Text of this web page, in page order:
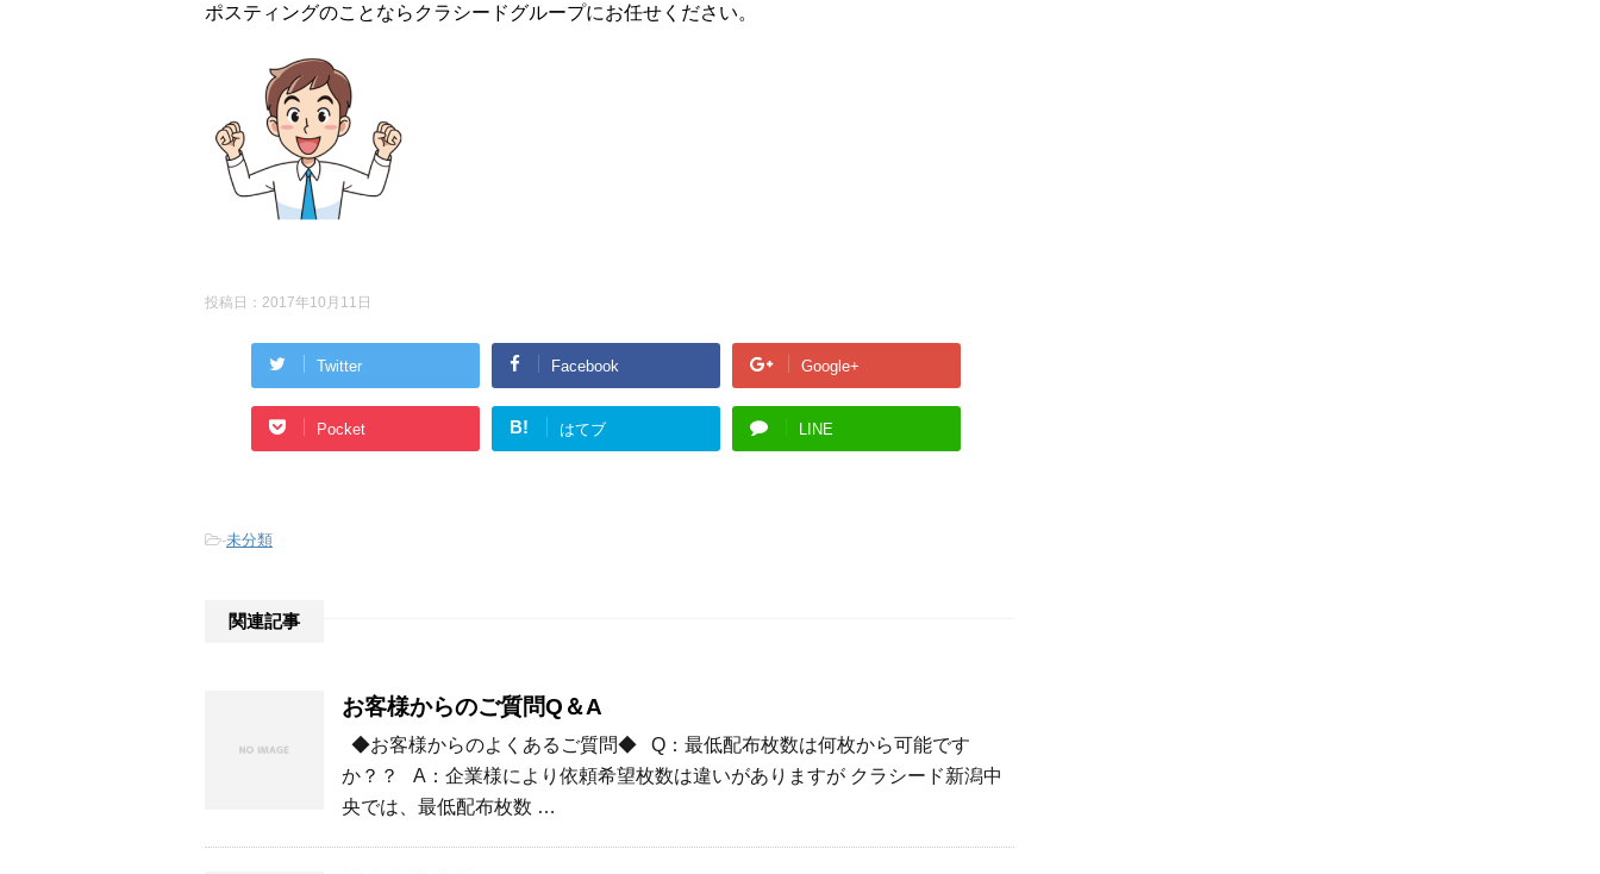
ポスティングのことならクラシードグループにお任せください。
投稿日： 2017年10月11日
Twitter Facebook Google+
Pocket B! はてブ LINE
-未分類
関連記事
お客様からのご質問Q＆A
◆お客様からのよくあるご質問◆ Q：最低配布枚数は何枚から可能です
か？？ A：企業様により依頼希望枚数は違いがありますが クラシード新潟中
央では、最低配布枚数 …